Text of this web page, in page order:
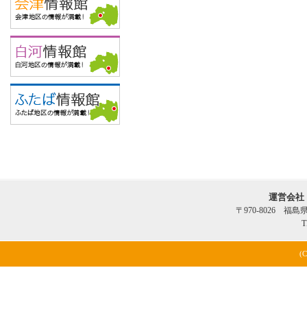
運営会
〒970-8026 福島